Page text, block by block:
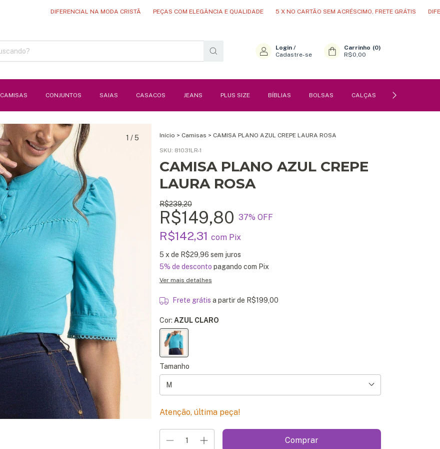
DIFERENCIAL NA MODA CRISTÃ PEÇAS COM ELEGÂNCIA E QUALIDADE 5 X NO CARTÃO SEM ACRÉSCIMO, FRETE GRÁTIS DIFERENCIAL
Login /
Cadastre-se
Carrinho (0)
R$0,00
CAMISAS CONJUNTOS SAIAS CASACOS JEANS PLUS SIZE BÍBLIAS BOLSAS CALÇAS PERFUMES
1 /5 Início > Camisas > CAMISA PLANO AZUL CREPE LAURA ROSA
SKU: 81031LR-1
CAMISA PLANO AZUL CREPE
LAURA ROSA
R$239,20
R$149,80 37% OFF
R$142,31 com Pix
5 x de R$29,96 sem juros
5% de desconto pagando com Pix
Ver mais detalhes
Frete grátis a partir de R$199,00
Cor: AZUL CLARO
Tamanho
Atenção, última peça!